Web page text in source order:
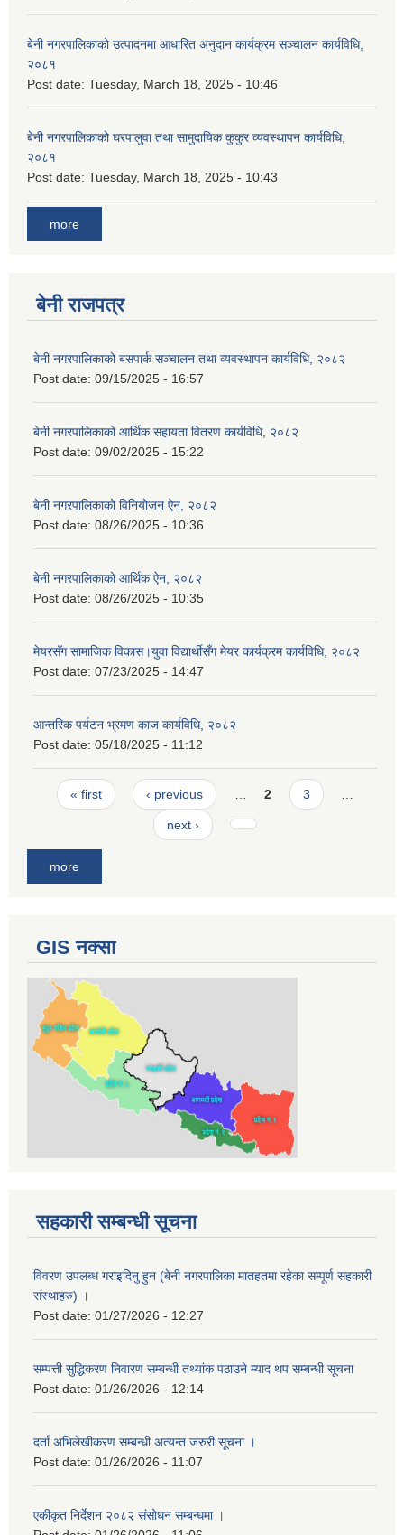
बेनी नगरपालिकाको उत्पादनमा आधारित अनुदान कार्यक्रम सञ्‍चालन कार्यविधि,
२०८१
Post date: Tuesday, March 18, 2025 - 10:46
बेनी नगरपालिकाको घरपालुवा तथा सामुदायिक कुकुर व्यवस्थापन कार्यविधि,
२०८१
Post date: Tuesday, March 18, 2025 - 10:43
more
बेनी राजपत्र
बेनी नगरपालिकाको बसपार्क सञ्चालन तथा व्यवस्थापन कार्यविधि, २०८२
Post date: 09/15/2025 - 16:57
बेनी नगरपालिकाको आर्थिक सहायता वितरण कार्यविधि, २०८२
Post date: 09/02/2025 - 15:22
बेनी नगरपालिकाको विनियोजन ऐन, २०८२
Post date: 08/26/2025 - 10:36
बेनी नगरपालिकाको आर्थिक ऐन, २०८२
Post date: 08/26/2025 - 10:35
मेयरसँग सामाजिक विकास।युवा विद्यार्थीसँग मेयर कार्यक्रम कार्यविधि, २०८२
Post date: 07/23/2025 - 14:47
आन्तरिक पर्यटन भ्रमण काज कार्यविधि, २०८२
Post date: 05/18/2025 - 11:12
Pages
« first ‹ previous 2 3
next ›
more
GIS नक्सा
सहकारी सम्बन्धी सूचना
विवरण उपलब्ध गराइदिनु हुन (बेनी नगरपालिका मातहतमा रहेका सम्पूर्ण सहकारी
संस्थाहरु) ।
Post date: 01/27/2026 - 12:27
सम्पत्ती सुद्धिकरण निवारण सम्बन्धी तथ्यांक पठाउने म्याद थप सम्बन्धी सूचना
Post date: 01/26/2026 - 12:14
दर्ता अभिलेखीकरण सम्बन्धी अत्यन्‍त जरुरी सूचना ।
Post date: 01/26/2026 - 11:07
एकीकृत निर्देशन २०८२ संसोधन सम्बन्धमा ।